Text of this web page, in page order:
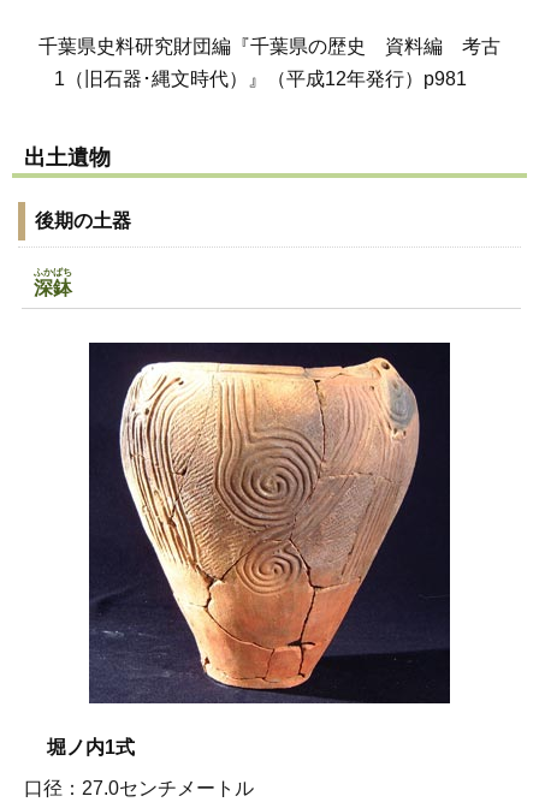
千葉県史料研究財団編『千葉県の歴史 資料編 考古
1（旧石器･縄文時代）』（平成12年発行）p981
出土遺物
後期の土器
深鉢
ふかばち
堀ノ内1式
口径：27.0センチメートル